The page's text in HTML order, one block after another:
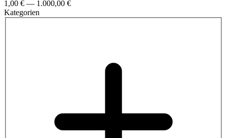
1,00 € — 1.000,00 €
Kategorien